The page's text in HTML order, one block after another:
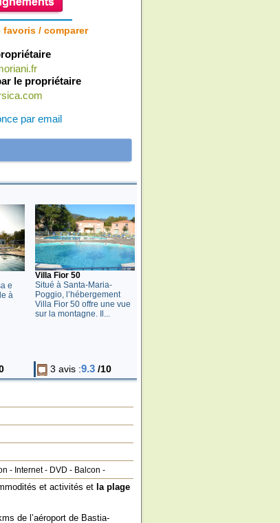
/ comparer
le propriétaire
par email
e
à
Villa Fior 50
Situé à Santa-Maria-
Poggio, l’hébergement
Villa Fior 50 offre une vue
sur la montagne. Il...
3 avis :9.3 /10
- Internet- DVD - Balcon -
et activités et la plage
de l’aéroport de Bastia-